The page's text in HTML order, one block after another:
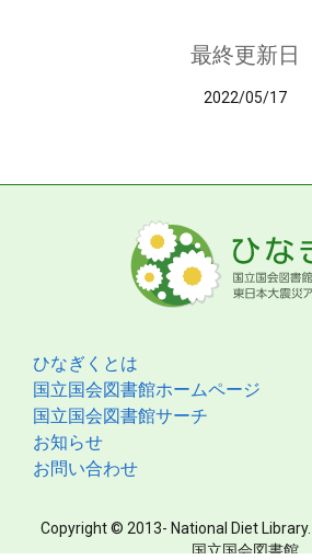
最終更新日
2022/05/17
ひなぎくとは
国立国会図書館ホームページ
国立国会図書館サーチ
お知らせ
お問い合わせ
Copyright © 2013- National Diet Library.